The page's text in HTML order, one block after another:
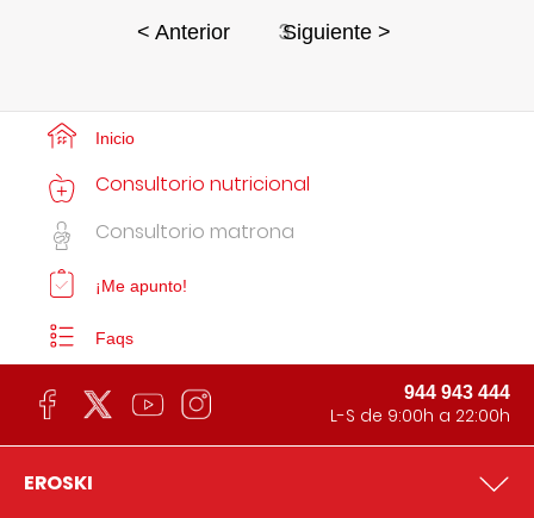
< Anterior 3Siguiente >
Inicio
Consultorio nutricional
Consultorio matrona
¡Me apunto!
Faqs
944 943 444
L-S de 9:00h a 22:00h
EROSKI